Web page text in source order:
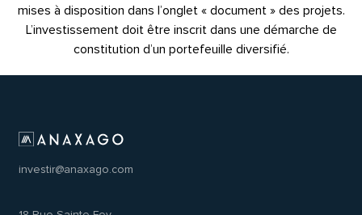
mises à disposition dans l’onglet « document » des projets.
L’investissement doit être inscrit dans une démarche de
constitution d’un portefeuille diversifié.
investir@anaxago.com